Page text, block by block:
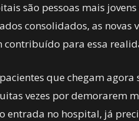
são pessoas mais
consolidados, as novas
contribuído para essa
que chegam agora
vezes por demorarem
entrada no hospital, já